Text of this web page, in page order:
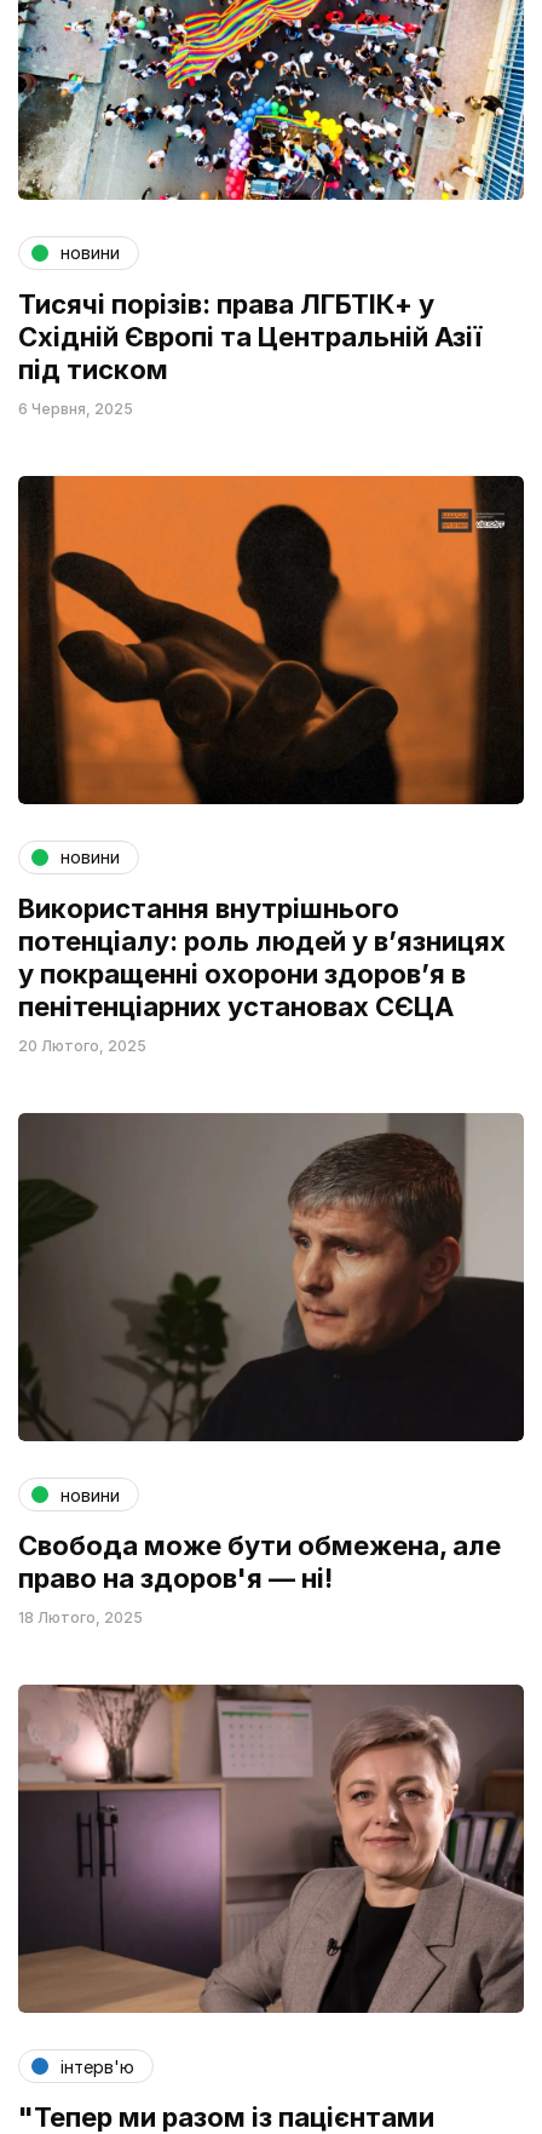
новини
Тисячі порізів: права ЛГБТІК+ у
Східній Європі та Центральній Азії
під тиском
6 Червня, 2025
новини
Використання внутрішнього
потенціалу: роль людей у в’язницях
у покращенні охорони здоров’я в
пенітенціарних установах СЄЦА
20 Лютого, 2025
новини
Свобода може бути обмежена, але
право на здоров'я — ні!
18 Лютого, 2025
інтерв'ю
"Тепер ми разом із пацієнтами